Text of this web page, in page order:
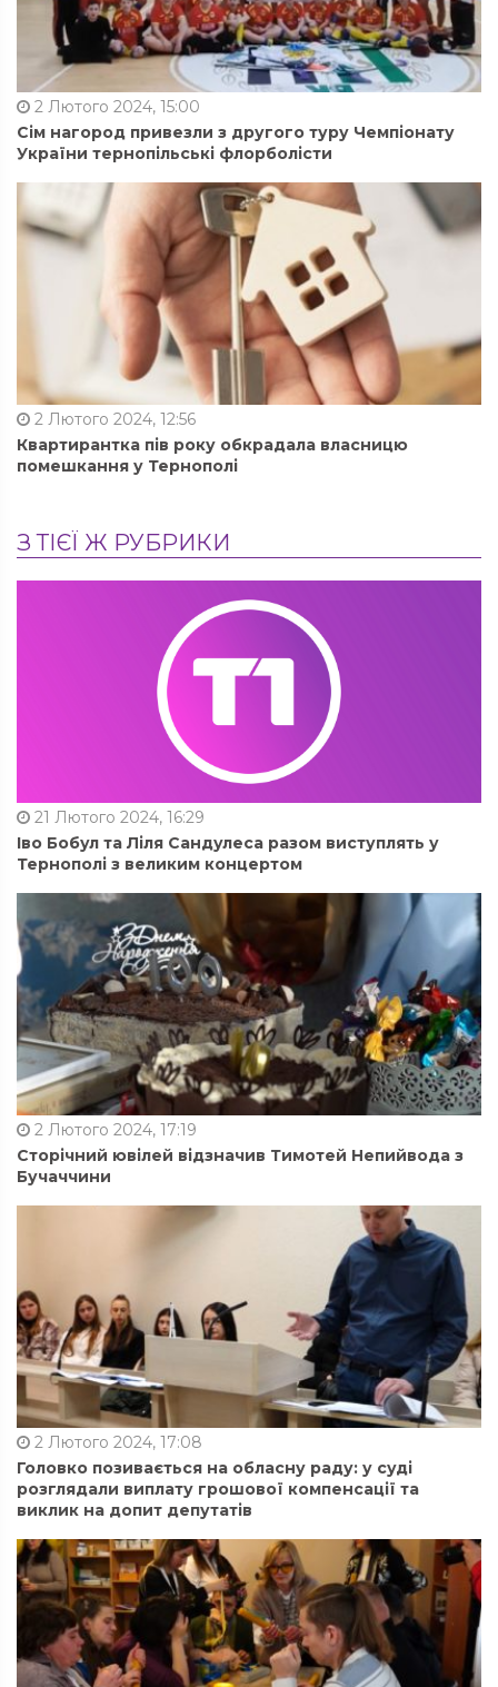
2 Лютого 2024, 15:00
Сім нагород привезли з другого туру Чемпіонату
України тернопільські флорболісти
2 Лютого 2024, 12:56
Квартирантка пів року обкрадала власницю
помешкання у Тернополі
З ТІЄЇ Ж РУБРИКИ
21 Лютого 2024, 16:29
Іво Бобул та Ліля Сандулеса разом виступлять у
Тернополі з великим концертом
2 Лютого 2024, 17:19
Сторічний ювілей відзначив Тимотей Непийвода з
Бучаччини
2 Лютого 2024, 17:08
Головко позивається на обласну раду: у суді
розглядали виплату грошової компенсації та
виклик на допит депутатів